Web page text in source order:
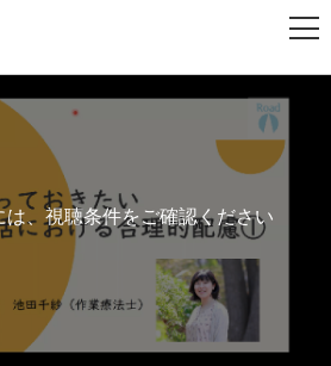
、視聴条件をご確認ください